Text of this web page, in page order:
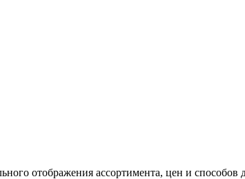
отображения ассортимента, цен и способов